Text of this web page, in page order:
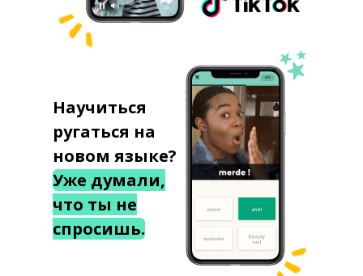
Научиться
ругаться на
новом языке?
Уже думали,
что ты не
спросишь.